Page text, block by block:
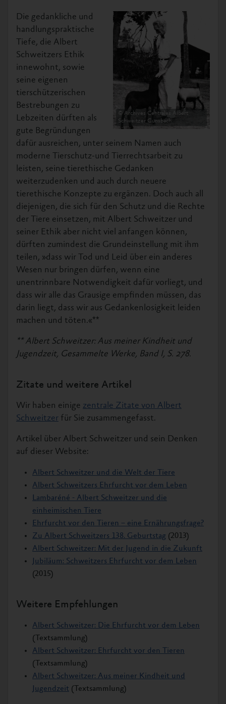
© Archives Centrales Albert
Schweitzer Gunsbach
Die gedankliche und
handlungspraktische
Tiefe, die Albert
Schweitzers Ethik
innewohnt, sowie
seine eigenen
tierschützerischen
Bestrebungen zu
Lebzeiten dürften als
gute Begründungen
dafür ausreichen, unter seinem Namen auch
moderne Tierschutz-und Tierrechtsarbeit zu
leisten, seine tierethische Gedanken
weiterzudenken und auch durch neuere
tierethische Konzepte zu ergänzen. Doch auch all
diejenigen, die sich für den Schutz und die Rechte
der Tiere einsetzen, mit Albert Schweitzer und
seiner Ethik aber nicht viel anfangen können,
dürften zumindest die Grundeinstellung mit ihm
teilen, »dass wir Tod und Leid über ein anderes
Wesen nur bringen dürfen, wenn eine
unentrinnbare Notwendigkeit dafür vorliegt, und
dass wir alle das Grausige empfinden müssen, das
darin liegt, dass wir aus Gedankenlosigkeit leiden
machen und töten.«**
** Albert Schweitzer: Aus meiner Kindheit und
Jugendzeit, Gesammelte Werke, Band I, S. 278.
Zitate und weitere Artikel
Wir haben einige zentrale Zitate von Albert
Schweitzer für Sie zusammengefasst.
Artikel über Albert Schweitzer und sein Denken
auf dieser Website:
Albert Schweitzer und die Welt der Tiere
Albert Schweitzers Ehrfurcht vor dem Leben
Lambaréné - Albert Schweitzer und die
einheimischen Tiere
Ehrfurcht vor den Tieren – eine Ernährungsfrage?
Zu Albert Schweitzers 138. Geburtstag (2013)
Albert Schweitzer: Mit der Jugend in die Zukunft
Jubiläum: Schweitzers Ehrfurcht vor dem Leben
(2015)
Weitere Empfehlungen
Albert Schweitzer: Die Ehrfurcht vor dem Leben
(Textsammlung)
Albert Schweitzer: Ehrfurcht vor den Tieren
(Textsammlung)
Albert Schweitzer: Aus meiner Kindheit und
Jugendzeit (Textsammlung)